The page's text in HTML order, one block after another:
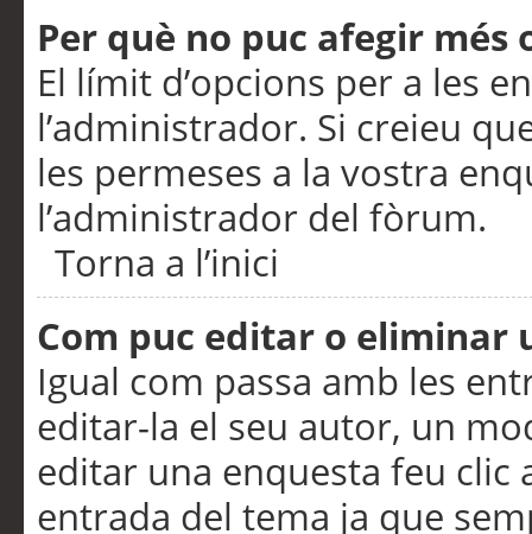
Per què no puc afegir més
El límit d’opcions per a les
l’administrador. Si creieu
les permeses a la vostra
l’administrador del fòrum.
Torna a l’inici
Com puc editar o eliminar
Igual com passa amb les
editar-la el seu autor, un
editar una enquesta feu clic
entrada del tema ja que